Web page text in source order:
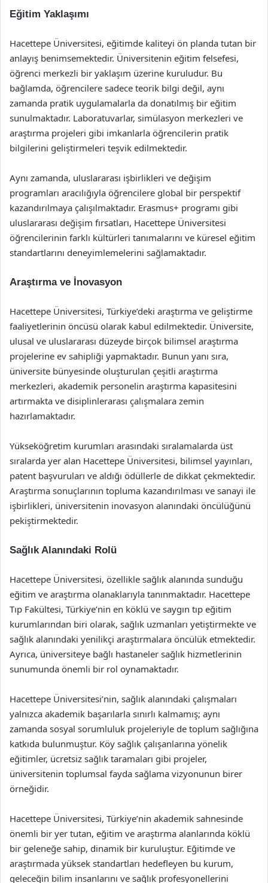
Eğitim Yaklaşımı
Hacettepe Üniversitesi, eğitimde kaliteyi ön planda tutan bir
anlayış benimsemektedir. Üniversitenin eğitim felsefesi,
öğrenci merkezli bir yaklaşım üzerine kuruludur. Bu
bağlamda, öğrencilere sadece teorik bilgi değil, aynı
zamanda pratik uygulamalarla da donatılmış bir eğitim
sunulmaktadır. Laboratuvarlar, simülasyon merkezleri ve
araştırma projeleri gibi imkanlarla öğrencilerin pratik
bilgilerini geliştirmeleri teşvik edilmektedir.
Aynı zamanda, uluslararası işbirlikleri ve değişim
programları aracılığıyla öğrencilere global bir perspektif
kazandırılmaya çalışılmaktadır. Erasmus+ programı gibi
uluslararası değişim fırsatları, Hacettepe Üniversitesi
öğrencilerinin farklı kültürleri tanımalarını ve küresel eğitim
standartlarını deneyimlemelerini sağlamaktadır.
Araştırma ve İnovasyon
Hacettepe Üniversitesi, Türkiye’deki araştırma ve geliştirme
faaliyetlerinin öncüsü olarak kabul edilmektedir. Üniversite,
ulusal ve uluslararası düzeyde birçok bilimsel araştırma
projelerine ev sahipliği yapmaktadır. Bunun yanı sıra,
üniversite bünyesinde oluşturulan çeşitli araştırma
merkezleri, akademik personelin araştırma kapasitesini
artırmakta ve disiplinlerarası çalışmalara zemin
hazırlamaktadır.
Yükseköğretim kurumları arasındaki sıralamalarda üst
sıralarda yer alan Hacettepe Üniversitesi, bilimsel yayınları,
patent başvuruları ve aldığı ödüllerle de dikkat çekmektedir.
Araştırma sonuçlarının topluma kazandırılması ve sanayi ile
işbirlikleri, üniversitenin inovasyon alanındaki öncülüğünü
pekiştirmektedir.
Sağlık Alanındaki Rolü
Hacettepe Üniversitesi, özellikle sağlık alanında sunduğu
eğitim ve araştırma olanaklarıyla tanınmaktadır. Hacettepe
Tıp Fakültesi, Türkiye’nin en köklü ve saygın tıp eğitim
kurumlarından biri olarak, sağlık uzmanları yetiştirmekte ve
sağlık alanındaki yenilikçi araştırmalara öncülük etmektedir.
Ayrıca, üniversiteye bağlı hastaneler sağlık hizmetlerinin
sunumunda önemli bir rol oynamaktadır.
Hacettepe Üniversitesi’nin, sağlık alanındaki çalışmaları
yalnızca akademik başarılarla sınırlı kalmamış; aynı
zamanda sosyal sorumluluk projeleriyle de toplum sağlığına
katkıda bulunmuştur. Köy sağlık çalışanlarına yönelik
eğitimler, ücretsiz sağlık taramaları gibi projeler,
üniversitenin toplumsal fayda sağlama vizyonunun birer
örneğidir.
Hacettepe Üniversitesi, Türkiye’nin akademik sahnesinde
önemli bir yer tutan, eğitim ve araştırma alanlarında köklü
bir geleneğe sahip, dinamik bir kuruluştur. Eğitimde ve
araştırmada yüksek standartları hedefleyen bu kurum,
geleceğin bilim insanlarını ve sağlık profesyonellerini